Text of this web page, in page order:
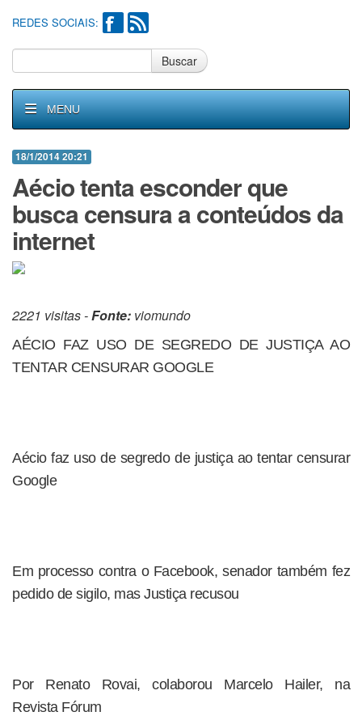
REDES SOCIAIS:
Buscar
MENU
18/1/2014 20:21
Aécio tenta esconder que
busca censura a conteúdos da
internet
2221 visitas -Fonte: viomundo
AÉCIO FAZ USO DE SEGREDO DE JUSTIÇA AO
TENTAR CENSURAR GOOGLE
Aécio faz uso de segredo de justiça ao tentar censurar
Google
Em processo contra o Facebook, senador também fez
pedido de sigilo, mas Justiça recusou
Por Renato Rovai, colaborou Marcelo Hailer, na
Revista Fórum